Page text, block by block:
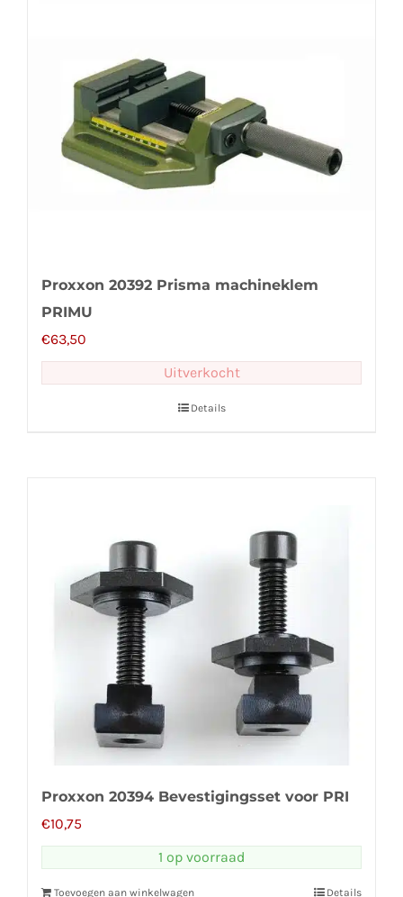
Proxxon 20392 Prisma machineklem
PRIMU
€63,50
Uitverkocht
Details
Proxxon 20394 Bevestigingsset voor PRI
€10,75
1 op voorraad
Toevoegen aan winkelwagen Details